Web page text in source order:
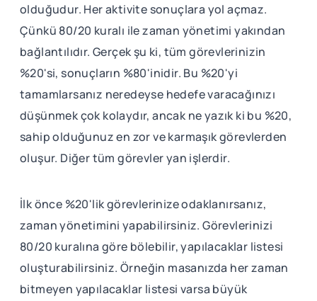
olduğudur. Her aktivite sonuçlara yol açmaz.
Çünkü 80/20 kuralı ile zaman yönetimi yakından
bağlantılıdır. Gerçek şu ki, tüm görevlerinizin
%20'si, sonuçların %80'inidir. Bu %20'yi
tamamlarsanız neredeyse hedefe varacağınızı
düşünmek çok kolaydır, ancak ne yazık ki bu %20,
sahip olduğunuz en zor ve karmaşık görevlerden
oluşur. Diğer tüm görevler yan işlerdir.
İlk önce %20'lik görevlerinize odaklanırsanız,
zaman yönetimini yapabilirsiniz. Görevlerinizi
80/20 kuralına göre bölebilir, yapılacaklar listesi
oluşturabilirsiniz. Örneğin masanızda her zaman
bitmeyen yapılacaklar listesi varsa büyük